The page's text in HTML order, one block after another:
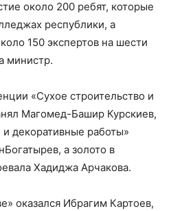
около 200 ребят, которые
республики, а
150 экспертов на шести
министр.
«Сухое строительство и
Магомед-Башир Курскиев,
декоративные работы»
Богатырев, а золото в
Хадиджа Арчакова.
оказался Ибрагим Картоев,